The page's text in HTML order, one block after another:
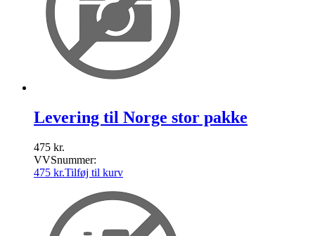
Levering til Norge stor pakke
475 kr.
VVSnummer:
475 kr.Tilføj til kurv